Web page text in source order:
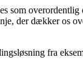
som
der dækker os
fra